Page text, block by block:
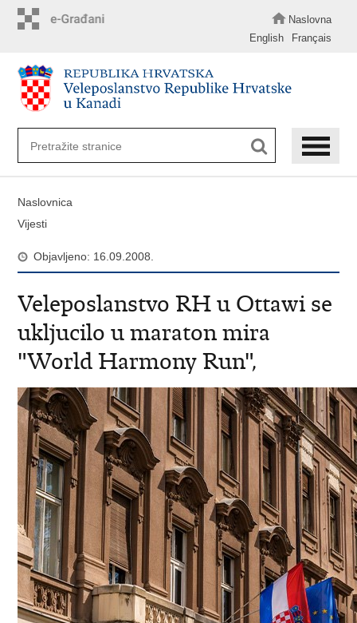
Naslovna
English
Français
Naslovnica
Vijesti
Objavljeno: 16.09.2008.
Veleposlanstvo RH u Ottawi se
ukljucilo u maraton mira
"World Harmony Run",